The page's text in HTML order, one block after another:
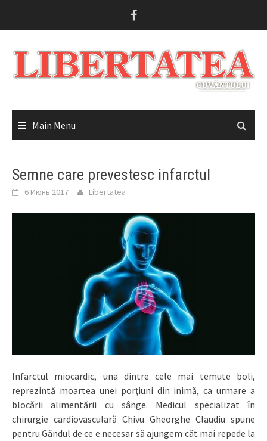
Main Menu
Semne care prevestesc infarctul
6 Июнь 2017 Libertatea
Infarctul miocardic, una dintre cele mai temute boli,
reprezintă moartea unei porţiuni din inimă, ca urmare a
blocării alimentării cu sânge. Medicul specializat în
chirurgie cardiovasculară Chivu Gheorghe Claudiu spune
pentru Gândul de ce e necesar să ajungem cât mai repede la